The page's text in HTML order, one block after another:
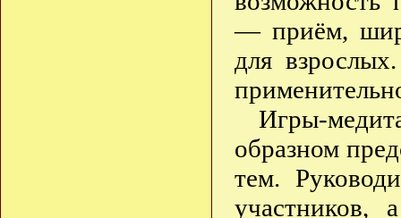
— приём,
для
Игры-
образном
тем.
участников,